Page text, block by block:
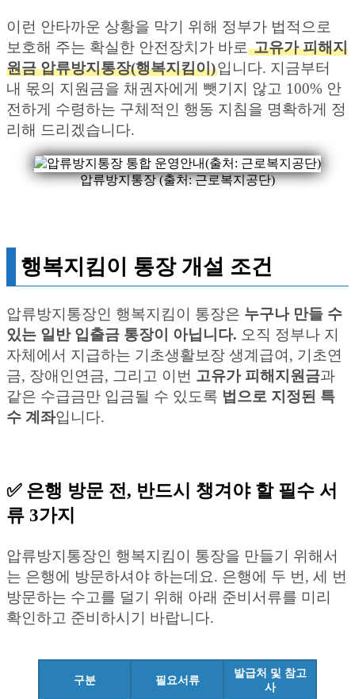
이런 안타까운 상황을 막기 위해 정부가 법적으로
보호해 주는 확실한 안전장치가 바로 고유가 피해지
원금 압류방지통장(행복지킴이)입니다. 지금부터
내 몫의 지원금을 채권자에게 뺏기지 않고 100% 안
전하게 수령하는 구체적인 행동 지침을 명확하게 정
리해 드리겠습니다.
압류방지통장 (출처: 근로복지공단)
행복지킴이 통장 개설 조건
압류방지통장인 행복지킴이 통장은 누구나 만들 수
있는 일반 입출금 통장이 아닙니다. 오직 정부나 지
자체에서 지급하는 기초생활보장 생계급여, 기초연
금, 장애인연금, 그리고 이번 고유가 피해지원금과
같은 수급금만 입금될 수 있도록 법으로 지정된 특
수 계좌입니다.
✅ 은행 방문 전, 반드시 챙겨야 할 필수 서
류 3가지
압류방지통장인 행복지킴이 통장을 만들기 위해서
는 은행에 방문하셔야 하는데요. 은행에 두 번, 세 번
방문하는 수고를 덜기 위해 아래 준비서류를 미리
확인하고 준비하시기 바랍니다.
구분 필요서류
발급처 및 참고
사